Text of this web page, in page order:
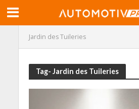
Jardin des Tuileries
Tag- Jardin des Tuileries